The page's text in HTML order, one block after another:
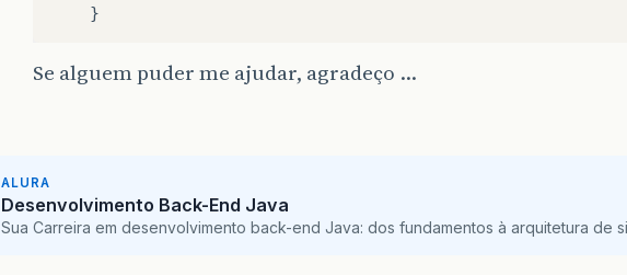
}
Se alguem puder me ajudar, agradeço …
ALURA
Desenvolvimento Back-End Java
Sua Carreira em desenvolvimento back-end Java: dos fundamentos à arquitetura de